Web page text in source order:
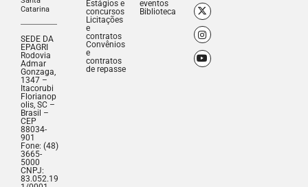
Catarina
SEDE DA
EPAGRI
Rodovia
Admar
Gonzaga,
1347 –
Itacorubi
Florianop
olis, SC –
Brasil –
CEP
88034-
901
Fone: (48)
3665-
5000
CNPJ:
83.052.19
Estágios e
concursos
Licitações
e
contratos
Convênios
e
contratos
de repasse
eventos
Biblioteca